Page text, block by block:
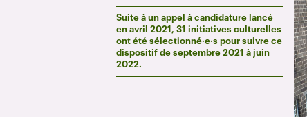
Suite à un appel à candidature lancé
en avril 2021, 31 initiatives culturelles
ont été sélectionné·e·s pour suivre ce
dispositif de septembre 2021 à juin
2022.